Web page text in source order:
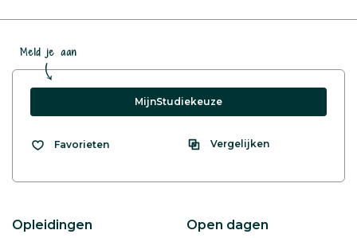
Meld je aan
MijnStudiekeuze
Favorieten Vergelijken
Opleidingen Open dagen